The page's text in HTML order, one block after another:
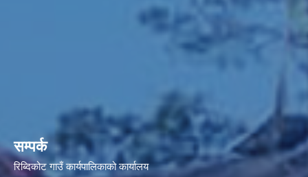
सम्पर्क
रिब्दिकोट गाउँ कार्यपालिकाको कार्यालय